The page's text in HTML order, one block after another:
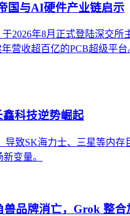
国与AI硬件产业链启示
2026年8月正式登陆深交
营收超百亿的PCB超级平
科技逆势崛起
致SK海力士、三星等内
变量。
兽品牌消亡，Grok 整合